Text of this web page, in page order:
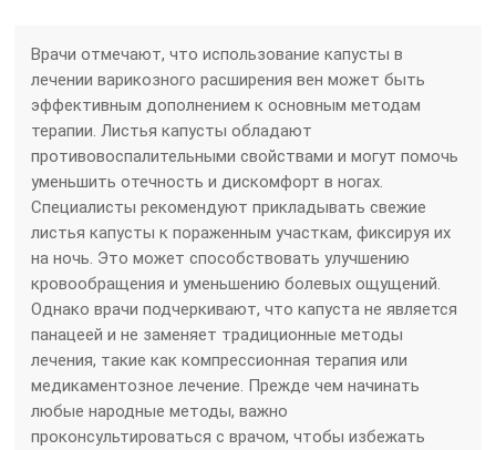
Врачи отмечают, что использование капусты в
лечении варикозного расширения вен может быть
эффективным дополнением к основным методам
терапии. Листья капусты обладают
противовоспалительными свойствами и могут помочь
уменьшить отечность и дискомфорт в ногах.
Специалисты рекомендуют прикладывать свежие
листья капусты к пораженным участкам, фиксируя их
на ночь. Это может способствовать улучшению
кровообращения и уменьшению болевых ощущений.
Однако врачи подчеркивают, что капуста не является
панацеей и не заменяет традиционные методы
лечения, такие как компрессионная терапия или
медикаментозное лечение. Прежде чем начинать
любые народные методы, важно
проконсультироваться с врачом, чтобы избежать